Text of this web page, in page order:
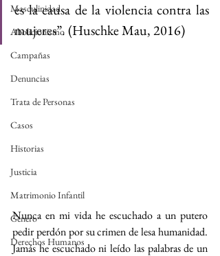
Masculinidad
Abolicionismo
Campañas
Denuncias
Trata de Personas
Casos
Historias
Justicia
Matrimonio Infantil
Genero
Derechos Humanos
es la causa de la violencia contra las
mujeres”. (Huschke Mau, 2016)
Nunca en mi vida he escuchado a un putero
pedir perdón por su crimen de lesa humanidad.
Jamás he escuchado ni leído las palabras de un